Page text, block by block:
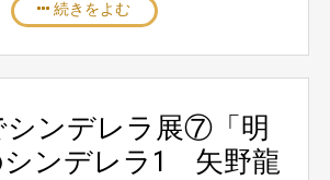
続きをよむ
シンデレラ展⑦「明
シンデレラ1 矢野龍